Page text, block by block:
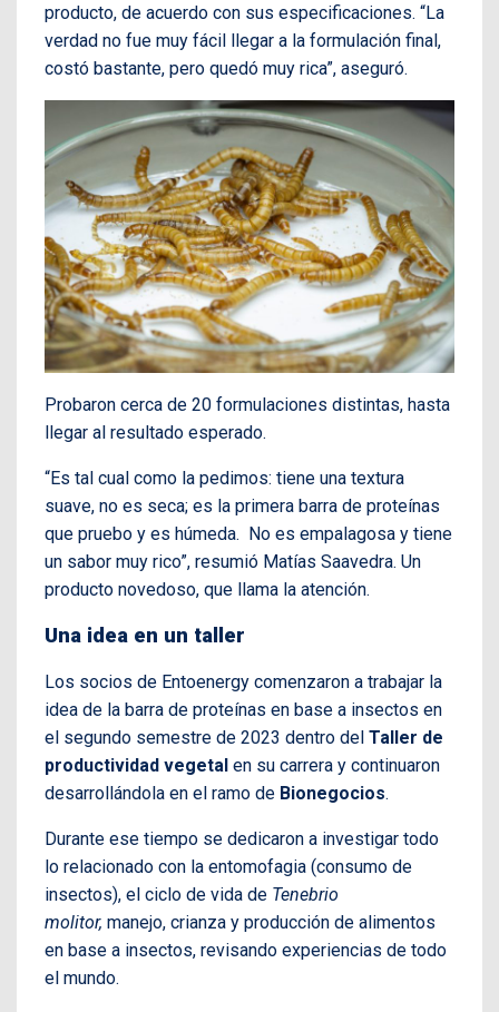
producto, de acuerdo con sus especificaciones. “La
verdad no fue muy fácil llegar a la formulación final,
costó bastante, pero quedó muy rica”, aseguró.
Probaron cerca de 20 formulaciones distintas, hasta
llegar al resultado esperado.
“Es tal cual como la pedimos: tiene una textura
suave, no es seca; es la primera barra de proteínas
que pruebo y es húmeda. No es empalagosa y tiene
un sabor muy rico”, resumió Matías Saavedra. Un
producto novedoso, que llama la atención.
Una idea en un taller
Los socios de Entoenergy comenzaron a trabajar la
idea de la barra de proteínas en base a insectos en
el segundo semestre de 2023 dentro del Taller de
productividad vegetal en su carrera y continuaron
desarrollándola en el ramo de Bionegocios.
Durante ese tiempo se dedicaron a investigar todo
lo relacionado con la entomofagia (consumo de
insectos), el ciclo de vida de Tenebrio
molitor, manejo, crianza y producción de alimentos
en base a insectos, revisando experiencias de todo
el mundo.